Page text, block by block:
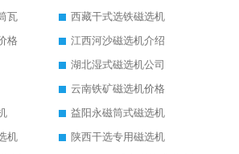
瓦
西藏干式选铁磁选机
格
江西河沙磁选机介绍
湖北湿式磁选机公司
云南铁矿磁选机价格
益阳永磁筒式磁选机
机
陕西干选专用磁选机